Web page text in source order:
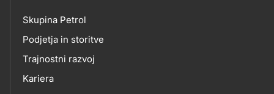
skupno.footer-
title???
O
NAS
Skupina Petrol
Podjetja in storitve
Trajnostni razvoj
Kariera